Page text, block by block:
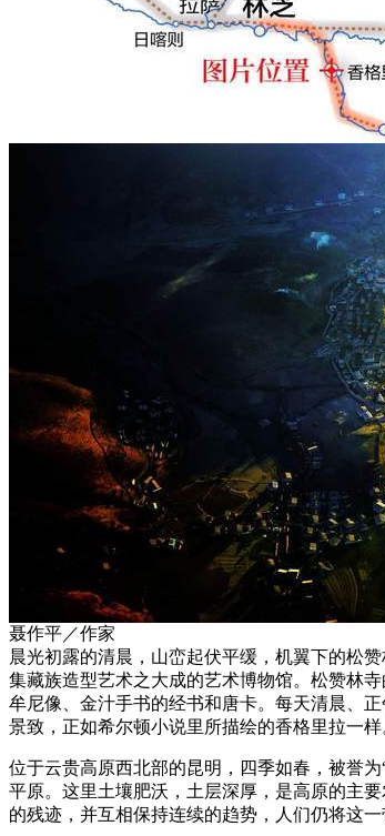
聂作平／作家
晨光初露的清晨，山峦起伏平缓，机翼下的松
集藏族造型艺术之大成的艺术博物馆。松赞林
牟尼像、金汁手书的经书和唐卡。每天清晨、
景致，正如希尔顿小说里所描绘的香格里拉一样
位于云贵高原西北部的昆明，四季如春，被誉
平原。这里土壤肥沃，土层深厚，是高原的主
的残迹，并互相保持连续的趋势，人们仍将这